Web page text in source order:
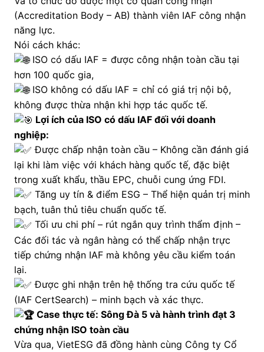
(Accreditation Body – AB) thành viên IAF công nhận
năng lực.
Nói cách khác:
ISO có dấu IAF = được công nhận toàn cầu tại
hơn 100 quốc gia,
ISO không có dấu IAF = chỉ có giá trị nội bộ,
không được thừa nhận khi hợp tác quốc tế.
Lợi ích của ISO có dấu IAF đối với doanh
nghiệp:
Được chấp nhận toàn cầu – Không cần đánh giá
lại khi làm việc với khách hàng quốc tế, đặc biệt
trong xuất khẩu, thầu EPC, chuỗi cung ứng FDI.
Tăng uy tín & điểm ESG – Thể hiện quản trị minh
bạch, tuân thủ tiêu chuẩn quốc tế.
Tối ưu chi phí – rút ngắn quy trình thẩm định –
Các đối tác và ngân hàng có thể chấp nhận trực
tiếp chứng nhận IAF mà không yêu cầu kiểm toán
lại.
Được ghi nhận trên hệ thống tra cứu quốc tế
(IAF CertSearch) – minh bạch và xác thực.
Case thực tế: Sông Đà 5 và hành trình đạt 3
chứng nhận ISO toàn cầu
Vừa qua, VietESG đã đồng hành cùng Công ty Cổ